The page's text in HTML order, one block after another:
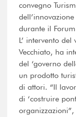
convegno
durante il
L’ intervento
Vecchiato, ha
del ‘governo
un prodotto
di attori. “Il
di ‘costruire